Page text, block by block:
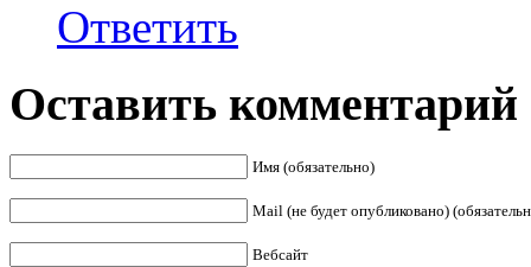
Ответить
Оставить комментарий
Имя (обязательно)
Mail (не будет опубликовано)
Вебсайт